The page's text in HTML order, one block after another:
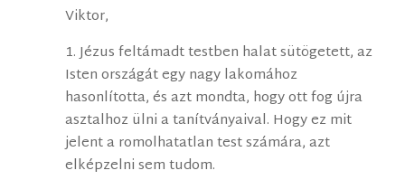
Viktor,
1. Jézus feltámadt testben halat sütögetett, az
Isten országát egy nagy lakomához
hasonlította, és azt mondta, hogy ott fog újra
asztalhoz ülni a tanítványaival. Hogy ez mit
jelent a romolhatatlan test számára, azt
elképzelni sem tudom.